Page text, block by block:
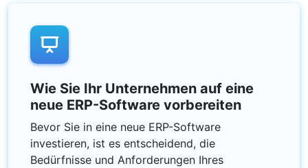
Wie Sie Ihr Unternehmen auf eine
neue ERP-Software vorbereiten
Bevor Sie in eine neue ERP-Software
investieren, ist es entscheidend, die
Bedürfnisse und Anforderungen Ihres